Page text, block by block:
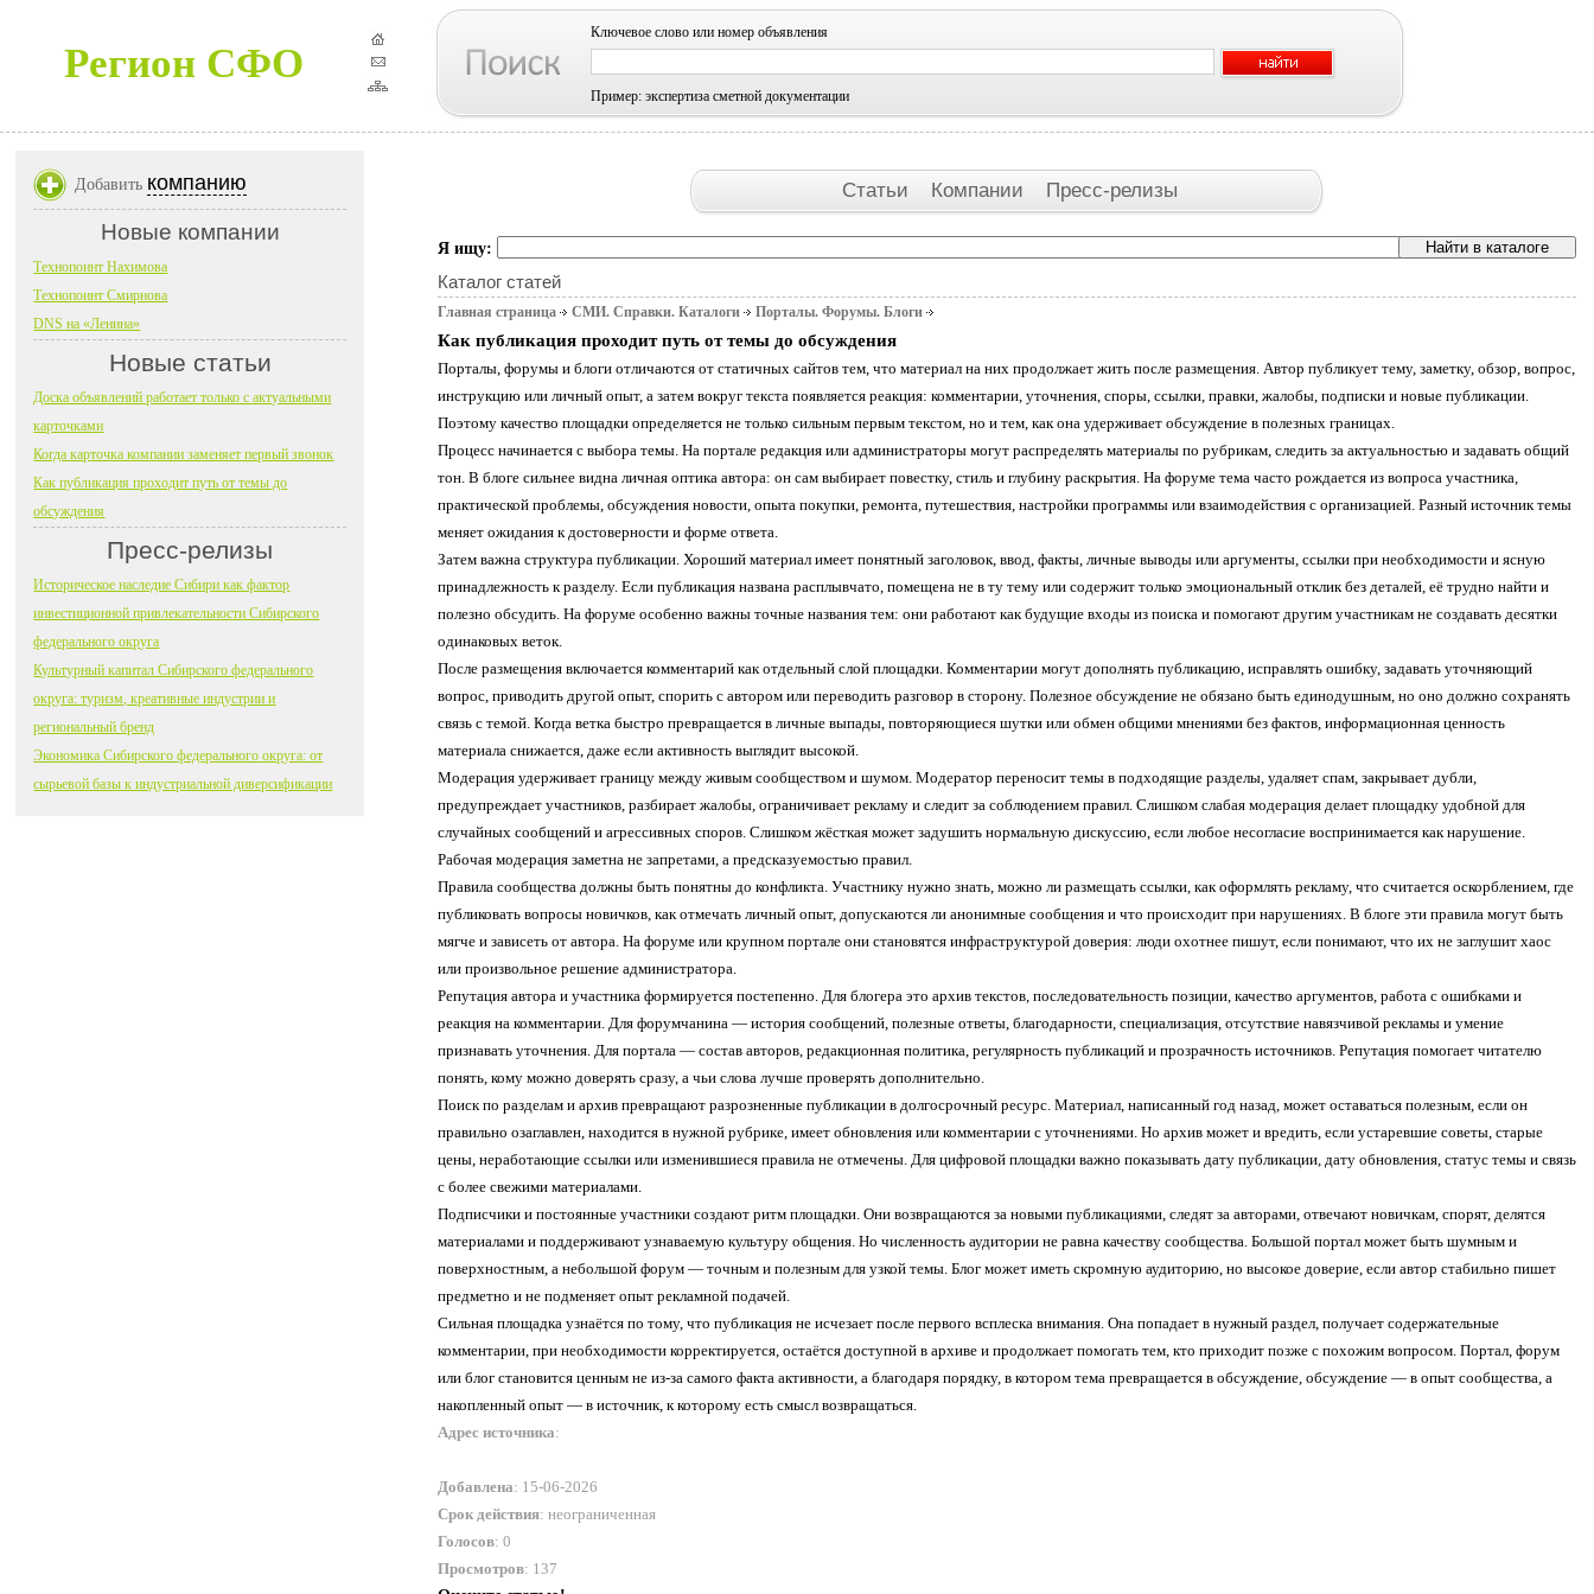
Регион СФО
Ключевое слово или номер объявления
Пример: экспертиза сметной документации
Статьи Компании Пресс-релизы
Я ищу:
Каталог статей
Главная страница СМИ. Справки. Каталоги Порталы. Форумы. Блоги
Как публикация проходит путь от темы до обсуждения
Порталы, форумы и блоги отличаются от статичных сайтов тем, что материал на них продолжает жить после размещения. Автор публикует тему, заметку, обзор, вопрос,
инструкцию или личный опыт, а затем вокруг текста появляется реакция: комментарии, уточнения, споры, ссылки, правки, жалобы, подписки и новые публикации.
Поэтому качество площадки определяется не только сильным первым текстом, но и тем, как она удерживает обсуждение в полезных границах.
Процесс начинается с выбора темы. На портале редакция или администраторы могут распределять материалы по рубрикам, следить за актуальностью и задавать общий
тон. В блоге сильнее видна личная оптика автора: он сам выбирает повестку, стиль и глубину раскрытия. На форуме тема часто рождается из вопроса участника,
практической проблемы, обсуждения новости, опыта покупки, ремонта, путешествия, настройки программы или взаимодействия с организацией. Разный источник темы
меняет ожидания к достоверности и форме ответа.
Затем важна структура публикации. Хороший материал имеет понятный заголовок, ввод, факты, личные выводы или аргументы, ссылки при необходимости и ясную
принадлежность к разделу. Если публикация названа расплывчато, помещена не в ту тему или содержит только эмоциональный отклик без деталей, её трудно найти и
полезно обсудить. На форуме особенно важны точные названия тем: они работают как будущие входы из поиска и помогают другим участникам не создавать десятки
одинаковых веток.
После размещения включается комментарий как отдельный слой площадки. Комментарии могут дополнять публикацию, исправлять ошибку, задавать уточняющий
вопрос, приводить другой опыт, спорить с автором или переводить разговор в сторону. Полезное обсуждение не обязано быть единодушным, но оно должно сохранять
связь с темой. Когда ветка быстро превращается в личные выпады, повторяющиеся шутки или обмен общими мнениями без фактов, информационная ценность
материала снижается, даже если активность выглядит высокой.
Модерация удерживает границу между живым сообществом и шумом. Модератор переносит темы в подходящие разделы, удаляет спам, закрывает дубли,
предупреждает участников, разбирает жалобы, ограничивает рекламу и следит за соблюдением правил. Слишком слабая модерация делает площадку удобной для
случайных сообщений и агрессивных споров. Слишком жёсткая может задушить нормальную дискуссию, если любое несогласие воспринимается как нарушение.
Рабочая модерация заметна не запретами, а предсказуемостью правил.
Правила сообщества должны быть понятны до конфликта. Участнику нужно знать, можно ли размещать ссылки, как оформлять рекламу, что считается оскорблением, где
публиковать вопросы новичков, как отмечать личный опыт, допускаются ли анонимные сообщения и что происходит при нарушениях. В блоге эти правила могут быть
мягче и зависеть от автора. На форуме или крупном портале они становятся инфраструктурой доверия: люди охотнее пишут, если понимают, что их не заглушит хаос
или произвольное решение администратора.
Репутация автора и участника формируется постепенно. Для блогера это архив текстов, последовательность позиции, качество аргументов, работа с ошибками и
реакция на комментарии. Для форумчанина — история сообщений, полезные ответы, благодарности, специализация, отсутствие навязчивой рекламы и умение
признавать уточнения. Для портала — состав авторов, редакционная политика, регулярность публикаций и прозрачность источников. Репутация помогает читателю
понять, кому можно доверять сразу, а чьи слова лучше проверять дополнительно.
Поиск по разделам и архив превращают разрозненные публикации в долгосрочный ресурс. Материал, написанный год назад, может оставаться полезным, если он
правильно озаглавлен, находится в нужной рубрике, имеет обновления или комментарии с уточнениями. Но архив может и вредить, если устаревшие советы, старые
цены, неработающие ссылки или изменившиеся правила не отмечены. Для цифровой площадки важно показывать дату публикации, дату обновления, статус темы и связь
с более свежими материалами.
Подписчики и постоянные участники создают ритм площадки. Они возвращаются за новыми публикациями, следят за авторами, отвечают новичкам, спорят, делятся
материалами и поддерживают узнаваемую культуру общения. Но численность аудитории не равна качеству сообщества. Большой портал может быть шумным и
поверхностным, а небольшой форум — точным и полезным для узкой темы. Блог может иметь скромную аудиторию, но высокое доверие, если автор стабильно пишет
предметно и не подменяет опыт рекламной подачей.
Сильная площадка узнаётся по тому, что публикация не исчезает после первого всплеска внимания. Она попадает в нужный раздел, получает содержательные
комментарии, при необходимости корректируется, остаётся доступной в архиве и продолжает помогать тем, кто приходит позже с похожим вопросом. Портал, форум
или блог становится ценным не из-за самого факта активности, а благодаря порядку, в котором тема превращается в обсуждение, обсуждение — в опыт сообщества, а
накопленный опыт — в источник, к которому есть смысл возвращаться.
Адрес источника:
Добавлена: 15-06-2026
Срок действия: неограниченная
Голосов: 0
Просмотров: 137
Добавить компанию
Новые компании
Технопоинт Нахимова
Технопоинт Смирнова
DNS на «Ленина»
Новые статьи
Доска объявлений работает только с актуальными
карточками
Когда карточка компании заменяет первый звонок
Как публикация проходит путь от темы до
обсуждения
Пресс-релизы
Историческое наследие Сибири как фактор
инвестиционной привлекательности Сибирского
федерального округа
Культурный капитал Сибирского федерального
округа: туризм, креативные индустрии и
региональный бренд
Экономика Сибирского федерального округа: от
сырьевой базы к индустриальной диверсификации